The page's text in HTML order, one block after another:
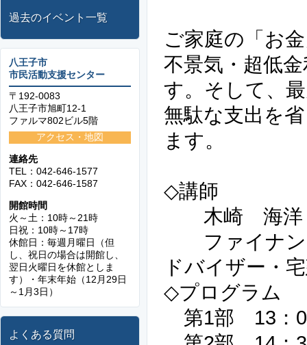
過去のイベント一覧
八王子市
市民活動支援センター
〒192-0083
八王子市旭町12-1
ファルマ802ビル5階
アクセス・地図
連絡先
TEL：042-646-1577
FAX：042-646-1587
開館時間
火～土：10時～21時
日祝：10時～17時
休館日：毎週月曜日（但
し、祝日の場合は開館し、
翌日火曜日を休館としま
す）・年末年始（12月29日
～1月3日）
よくある質問
ご家庭の「お
不景気・超低
す。そして、
無駄な支出を
ます。
◇講師
木崎 海
ファイナン
ドバイザー・
◇プログラム
第1部 13：